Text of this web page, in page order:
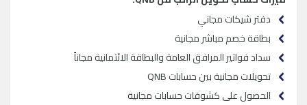
دفتر شيكات مجاني
بطاقة خصم مباشر مجانية
سداد فواتير المرافق العامة والبطاقة الائتمانية مجاناً
تحويلات مجانية بين حسابات QNB
الحصول على كشوفات حسابات مجانية